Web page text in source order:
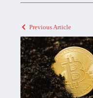
Previous Article